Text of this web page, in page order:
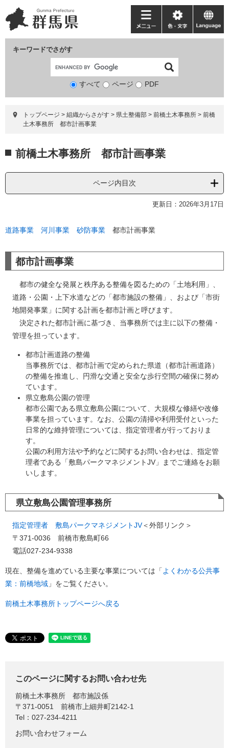
ー
ジ
ニ
ュ
て
キーワードでさがす
検
象
すべて ページ PDF
メ
ニ
ー
色・
文
language
トップページ > 組織からさがす > 県土整備部 > 前橋土木事務所 > 前橋
土木事務所 都市計画事業
文 前橋土木事務所 都市計画事業
ページ内目次
更新日：2026年3月17日
道路事業 河川事業 砂防事業 都市計画事業
都市計画事業
都市の健全な発展と秩序ある整備を図るための「土地利用」、
道路・公園・上下水道などの「都市施設の整備」、および「市街
地開発事業」に関する計画を都市計画と呼びます。
決定された都市計画に基づき、当事務所では主に以下の整備・
管理を担っています。
都市計画道路の整備
当事務所では、都市計画で定められた県道（都市計画道路）
の整備を推進し、円滑な交通と安全な歩行空間の確保に努め
ています。
県立敷島公園の管理
都市公園である県立敷島公園について、大規模な修繕や改修
事業を担っています。なお、公園の清掃や利用受付といった
日常的な維持管理については、指定管理者が行っておりま
す。
公園の利用方法や予約などに関するお問い合わせは、指定管
理者である「敷島パークマネジメントJV」までご連絡をお願
いします。
県立敷島公園管理事務所
指定管理者 敷島パークマネジメントJV＜外部リンク＞
​〒371-0036 前橋市敷島町66
電話027-234-9338
現在、整備を進めている主要な事業については「 よくわかる公共事
業：前橋地域 」をご覧ください。
前橋土木事務所トップページへ戻る
このページに関するお問い合わせ先
前橋土木事務所
都市施設係
〒371-0051
前橋市上細井町2142-1
Tel：027-234-4211
お問い合わせフォーム